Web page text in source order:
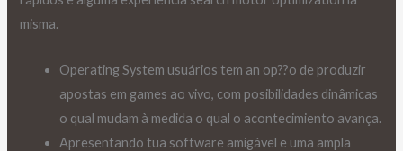
misma.
Operating System usuários tem an op??o de produzir
apostas em games ao vivo, com posibilidades dinâmicas
o qual mudam à medida o qual o acontecimiento avança.
Apresentando tua software amigável e uma ampla